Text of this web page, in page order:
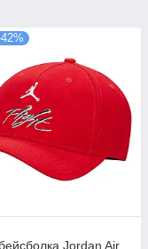
Jordan Air